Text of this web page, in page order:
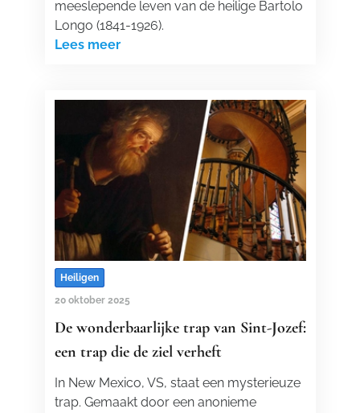
meeslepende leven van de heilige Bartolo
Longo (1841-1926).
Lees meer
Heiligen
20 oktober 2025
De wonderbaarlijke trap van Sint-Jozef:
een trap die de ziel verheft
In New Mexico, VS, staat een mysterieuze
trap. Gemaakt door een anonieme